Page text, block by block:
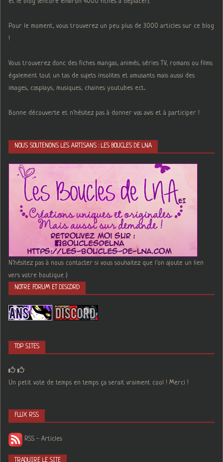
Pour le moment, vous trouverez un peu plus de 3000 articles sur ce blog
!
Vous trouverez donc des fiches mangas, animés, séries TV, romans ou films
également tout un tas de sujets insolites et amusants mais aussi des
images, cosplays, musiques, chaines youtubes ect...
Bonne découverte et n'hésitez pas à donner vos avis et à participer !
NOUS SOUTENONS LES ARTISANS : LES BOUCLES DE LNA
N'hésitez pas à nous contacter si vous souhaitez que l'on ajoute un lien
vers votre boutique :)
NOTRE FORUM ET DISCORD
TOP SITES
Un petit vote de temps en temps ça serait vraiment cool ! Merci !
FLUX RSS
RSS - Articles